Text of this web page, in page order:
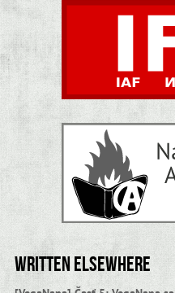
Written elsewhere